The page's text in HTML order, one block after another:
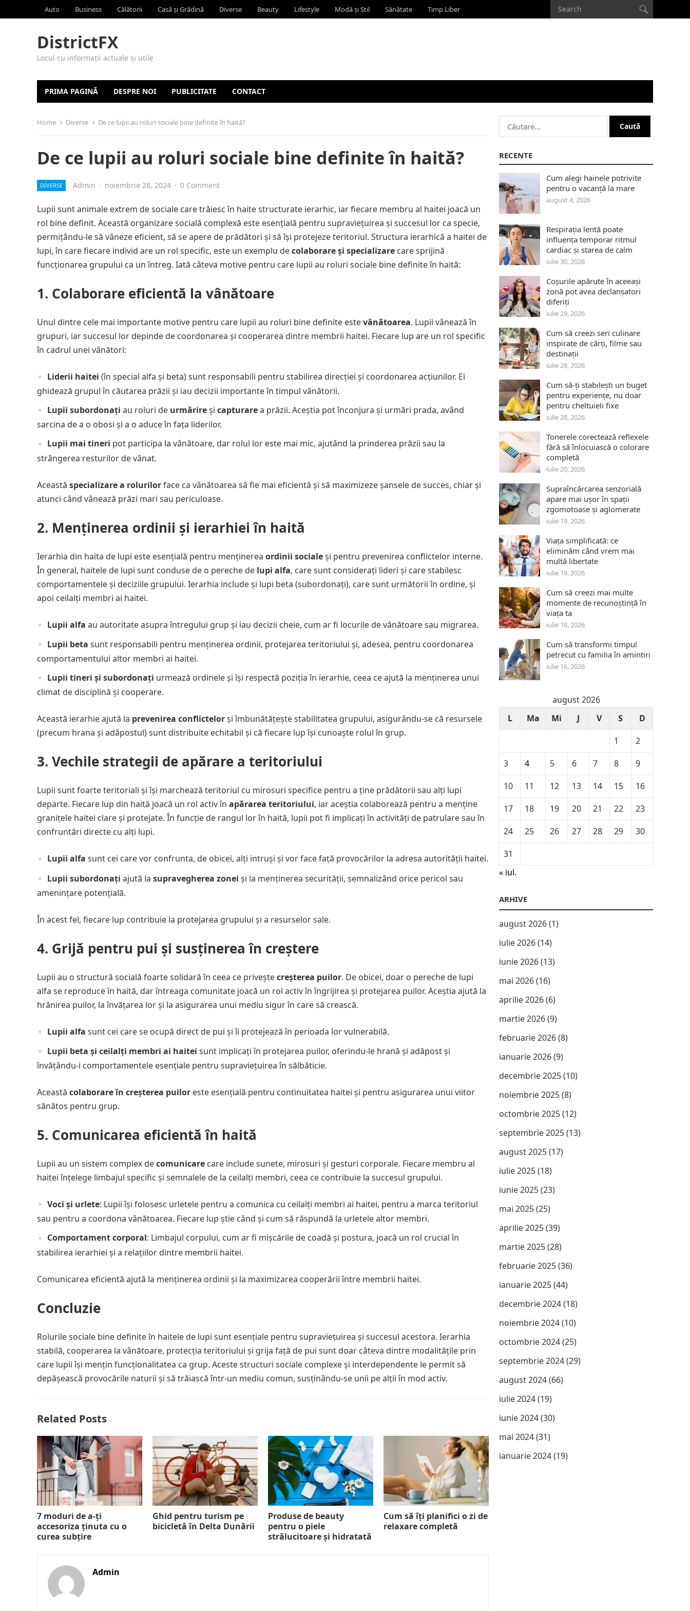
Auto Business Călătorii Casă și Grădină Diverse Beauty Lifestyle Modă și Stil Sănătate Timp Liber
DistrictFX
Locul cu informații actuale și utile
PRIMA PAGINĂ DESPRE NOI PUBLICITATE CONTACT
Home Diverse De ce lupii au roluri sociale bine definite în haită?
De ce lupii au roluri sociale bine definite în haită?
DIVERSE Admin · noiembrie 28, 2024 · 0 Comment
Lupii sunt animale extrem de sociale care trăiesc în haite structurate ierarhic, iar fiecare membru al haitei joacă un
rol bine definit. Această organizare socială complexă este esențială pentru supraviețuirea și succesul lor ca specie,
permițându-le să vâneze eficient, să se apere de prădători și să își protejeze teritoriul. Structura ierarhică a haitei de
lupi, în care fiecare individ are un rol specific, este un exemplu decolaborare și specializare care sprijină
funcționarea grupului ca un întreg. Iată câteva motive pentru care lupii au roluri sociale bine definite în haită:
1. Colaborare eficientă la vânătoare
Unul dintre cele mai importante motive pentru care lupii au roluri bine definite estevânătoarea. Lupii vânează în
grupuri, iar succesul lor depinde de coordonarea și cooperarea dintre membrii haitei. Fiecare lup are un rol specific
în cadrul unei vânători:
Liderii haitei (în special alfa și beta) sunt responsabili pentru stabilirea direcției și coordonarea acțiunilor. Ei
ghidează grupul în căutarea prăzii și iau decizii importante în timpul vânătorii.
Lupii subordonați au roluri de urmărireși capturarea prăzii. Aceștia pot înconjura și urmări prada, având
sarcina de a o obosi și a o aduce în fața liderilor.
Lupii mai tineri pot participa la vânătoare, dar rolul lor este mai mic, ajutând la prinderea prăzii sau la
strângerea resturilor de vânat.
Această specializare a rolurilorface ca vânătoarea să fie mai eficientă și să maximizeze șansele de succes, chiar și
atunci când vânează prăzi mari sau periculoase.
2. Menținerea ordinii și ierarhiei în haită
Ierarhia din haita de lupi este esențială pentru menținerea ordinii socialeși pentru prevenirea conflictelor interne.
În general, haitele de lupi sunt conduse de o pereche de lupi alfa, care sunt considerați lideri și care stabilesc
comportamentele și deciziile grupului. Ierarhia include și lupi beta (subordonați), care sunt următorii în ordine, și
apoi ceilalți membri ai haitei.
Lupii alfa au autoritate asupra întregului grup și iau decizii cheie, cum ar fi locurile de vânătoare sau migrarea.
Lupii beta sunt responsabili pentru menținerea ordinii, protejarea teritoriului și, adesea, pentru coordonarea
comportamentului altor membri ai haitei.
Lupii tineri și subordonați urmează ordinele și își respectă poziția în ierarhie, ceea ce ajută la menținerea unui
climat de disciplină și cooperare.
Această ierarhie ajută la prevenirea conflictelorși îmbunătățește stabilitatea grupului, asigurându-se că resursele
(precum hrana și adăpostul) sunt distribuite echitabil și că fiecare lup își cunoaște rolul în grup.
3. Vechile strategii de apărare a teritoriului
Lupii sunt foarte teritoriali și își marchează teritoriul cu mirosuri specifice pentru a ține prădătorii sau alți lupi
departe. Fiecare lup din haită joacă un rol activ în apărarea teritoriului, iar aceștia colaborează pentru a menține
granițele haitei clare și protejate. În funcție de rangul lor în haită, lupii pot fi implicați în activități de patrulare sau în
confruntări directe cu alți lupi.
Lupii alfa sunt cei care vor confrunta, de obicei, alți intruși și vor face față provocărilor la adresa autorității haitei.
Lupii subordonați ajută la supravegherea zonei și la menținerea securității, semnalizând orice pericol sau
amenințare potențială.
În acest fel, fiecare lup contribuie la protejarea grupului și a resurselor sale.
4. Grijă pentru pui și susținerea în creștere
Lupii au o structură socială foarte solidară în ceea ce priveștecreșterea puilor. De obicei, doar o pereche de lupi
alfa se reproduce în haită, dar întreaga comunitate joacă un rol activ în îngrijirea și protejarea puilor. Aceștia ajută la
hrănirea puilor, la învățarea lor și la asigurarea unui mediu sigur în care să crească.
Lupii alfa sunt cei care se ocupă direct de pui și îi protejează în perioada lor vulnerabilă.
Lupii beta și ceilalți membri ai haitei sunt implicați în protejarea puilor, oferindu-le hrană și adăpost și
învățându-i comportamentele esențiale pentru supraviețuirea în sălbăticie.
Această colaborare în creșterea puilor este esențială pentru continuitatea haitei și pentru asigurarea unui viitor
sănătos pentru grup.
5. Comunicarea eficientă în haită
Lupii au un sistem complex decomunicare care include sunete, mirosuri și gesturi corporale. Fiecare membru al
haitei înțelege limbajul specific și semnalele de la ceilalți membri, ceea ce contribuie la succesul grupului.
Voci și urlete: Lupii își folosesc urletele pentru a comunica cu ceilalți membri ai haitei, pentru a marca teritoriul
sau pentru a coordona vânătoarea. Fiecare lup știe când și cum să răspundă la urletele altor membri.
Comportament corporal: Limbajul corpului, cum ar fi mișcările de coadă și postura, joacă un rol crucial în
stabilirea ierarhiei și a relațiilor dintre membrii haitei.
Comunicarea eficientă ajută la menținerea ordinii și la maximizarea cooperării între membrii haitei.
Concluzie
Rolurile sociale bine definite în haitele de lupi sunt esențiale pentru supraviețuirea și succesul acestora. Ierarhia
stabilă, cooperarea la vânătoare, protecția teritoriului și grija față de pui sunt doar câteva dintre modalitățile prin
care lupii își mențin funcționalitatea ca grup. Aceste structuri sociale complexe și interdependente le permit să
depășească provocările naturii și să trăiască într-un mediu comun, susținându-se unii pe alții în mod activ.
Related Posts
7 moduri de a-ți
accesoriza ținuta cu o
curea subțire
Ghid pentru turism pe
bicicletă în Delta Dunării
Produse de beauty
pentru o piele
strălucitoare și hidratată
Cum să îți planifici o zi de
relaxare completă
Admin
Caută
după:
RECENTE
Cum alegi hainele potrivite
pentru o vacanță la mare
august 4, 2026
Respirația lentă poate
influența temporar ritmul
cardiac și starea de calm
iulie 30, 2026
Coșurile apărute în aceeași
zonă pot avea declanșatori
diferiți
iulie 29, 2026
Cum să creezi seri culinare
inspirate de cărți, filme sau
destinații
iulie 28, 2026
Cum să-ți stabilești un buget
pentru experiențe, nu doar
pentru cheltuieli fixe
iulie 28, 2026
Tonerele corectează reflexele
fără să înlocuiască o colorare
completă
iulie 20, 2026
Supraîncărcarea senzorială
apare mai ușor în spații
zgomotoase și aglomerate
iulie 19, 2026
Viața simplificată: ce
eliminăm când vrem mai
multă libertate
iulie 19, 2026
Cum să creezi mai multe
momente de recunoștință în
viața ta
iulie 18, 2026
Cum să transformi timpul
petrecut cu familia în amintiri
iulie 16, 2026
august 2026
L
Ma Mi J V S
D
1
2
3
4 5 6 7 8
9
10
11 12 13 14 15
16
17
18 19 20 21 22
23
24
25 26 27 28 29
30
31
« iul.
ARHIVE
august 2026(1)
iulie 2026(14)
iunie 2026(13)
mai 2026(16)
aprilie 2026(6)
martie 2026(9)
februarie 2026(8)
ianuarie 2026(9)
decembrie 2025(10)
noiembrie 2025(8)
octombrie 2025(12)
septembrie 2025(13)
august 2025(17)
iulie 2025(18)
iunie 2025(23)
mai 2025(25)
aprilie 2025(39)
martie 2025(28)
februarie 2025(36)
ianuarie 2025(44)
decembrie 2024(18)
noiembrie 2024(10)
octombrie 2024(25)
septembrie 2024(29)
august 2024(66)
iulie 2024(19)
iunie 2024(30)
mai 2024(31)
ianuarie 2024(19)